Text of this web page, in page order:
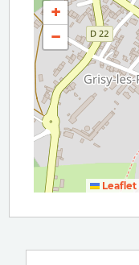
+
−
Leaflet